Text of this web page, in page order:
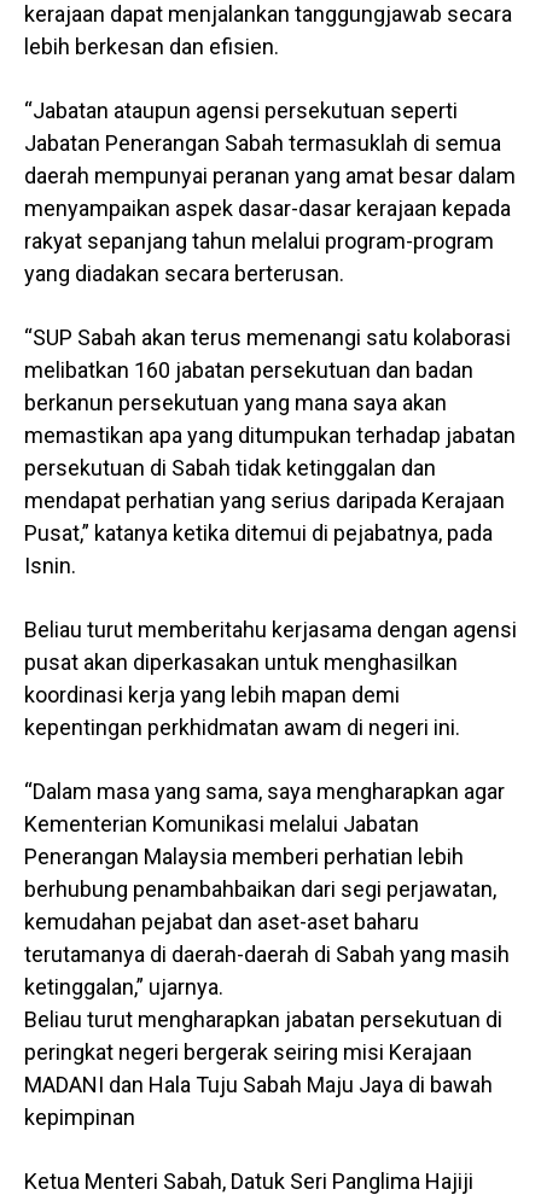
kerajaan dapat menjalankan tanggungjawab secara
lebih berkesan dan efisien.
“Jabatan ataupun agensi persekutuan seperti
Jabatan Penerangan Sabah termasuklah di semua
daerah mempunyai peranan yang amat besar dalam
menyampaikan aspek dasar-dasar kerajaan kepada
rakyat sepanjang tahun melalui program-program
yang diadakan secara berterusan.
“SUP Sabah akan terus memenangi satu kolaborasi
melibatkan 160 jabatan persekutuan dan badan
berkanun persekutuan yang mana saya akan
memastikan apa yang ditumpukan terhadap jabatan
persekutuan di Sabah tidak ketinggalan dan
mendapat perhatian yang serius daripada Kerajaan
Pusat,” katanya ketika ditemui di pejabatnya, pada
Isnin.
Beliau turut memberitahu kerjasama dengan agensi
pusat akan diperkasakan untuk menghasilkan
koordinasi kerja yang lebih mapan demi
kepentingan perkhidmatan awam di negeri ini.
“Dalam masa yang sama, saya mengharapkan agar
Kementerian Komunikasi melalui Jabatan
Penerangan Malaysia memberi perhatian lebih
berhubung penambahbaikan dari segi perjawatan,
kemudahan pejabat dan aset-aset baharu
terutamanya di daerah-daerah di Sabah yang masih
ketinggalan,” ujarnya.
Beliau turut mengharapkan jabatan persekutuan di
peringkat negeri bergerak seiring misi Kerajaan
MADANI dan Hala Tuju Sabah Maju Jaya di bawah
kepimpinan
Ketua Menteri Sabah, Datuk Seri Panglima Hajiji